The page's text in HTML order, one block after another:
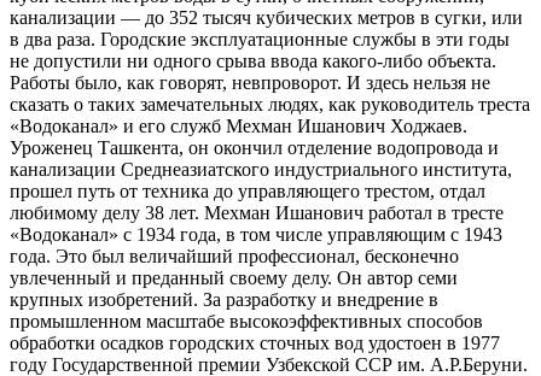
канализации — до 352 тысяч кубических метров в сугки, или
в два раза. Городские эксплуатационные службы в эти годы
не допустили ни одного срыва ввода какого-либо объекта.
Работы было, как говорят, невпроворот. И здесь нельзя не
сказать о таких замечательных людях, как руководитель треста
«Водоканал» и его служб Мехман Ишанович Ходжаев.
Уроженец Ташкента, он окончил отделение водопрово­да и
канализации Среднеазиатского индустриального института,
прошел путь от техника до управляющего трестом, отдал
любимому делу 38 лет. Мехман Ишано­вич работал в тресте
«Водоканал» с 1934 года, в том числе управляющим с 1943
года. Это был величайший профессионал, бесконечно
увлеченный и преданный своему делу. Он автор семи
крупных изобретений. За разработку и внедрение в
промышленном масштабе высокоэффективных способов
обработки осадков го­родских сточных вод удостоен в 1977
году Государ­ственной премии Узбекской ССР им. А.Р.Беруни.